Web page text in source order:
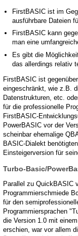
FirstBASIC ist im
ausführbare Dateien
FirstBASIC kann
man eine
Es gibt die
das allerdings relativ
FirstBASIC ist
eingeschränkt, wie z.B.
Datenstrukturen, etc.
für die professionelle
FirstBASIC-
PowerBASIC vor der
scheinbar ehemalige
BASIC-Dialekt
Einsteigerversion für
Turbo-Basic/
Parallel zu QuickBASIC
Programmierschmiede
für den
Programmiersprachen
die Version 1.0 mit
erschien, war vor allem